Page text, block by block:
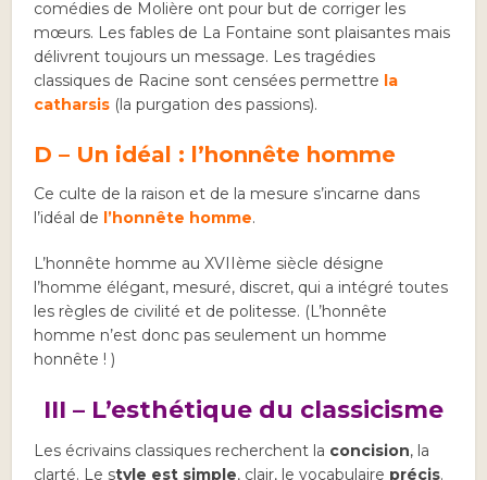
comédies de Molière ont pour but de corriger les
mœurs. Les fables de La Fontaine sont plaisantes mais
délivrent toujours un message. Les tragédies
classiques de Racine sont censées permettre la
catharsis (la purgation des passions).
D – Un idéal : l’honnête homme
Ce culte de la raison et de la mesure s’incarne dans
l’idéal de l’honnête homme.
L’honnête homme au XVIIème siècle désigne
l’homme élégant, mesuré, discret, qui a intégré toutes
les règles de civilité et de politesse. (L’honnête
homme n’est donc pas seulement un homme
honnête ! )
III – L’esthétique du classicisme
Les écrivains classiques recherchent la concision, la
clarté. Le style est simple, clair, le vocabulaire précis.